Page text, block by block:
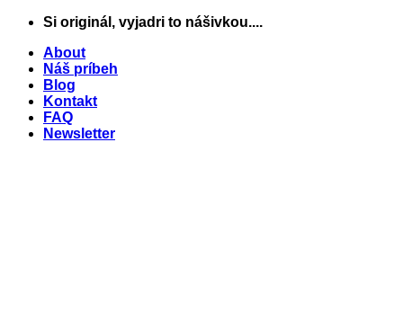
Skip
content
Si originál, vyjadri to nášivkou....
About
Náš príbeh
Blog
Kontakt
FAQ
Newsletter